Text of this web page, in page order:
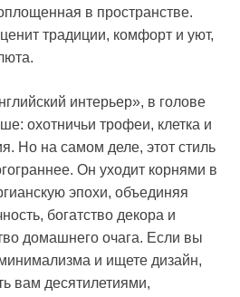
в пространстве.
традиции, комфорт и уют,
интерьер», в голове
охотничьи трофеи, клетка и
Но на самом деле, этот стиль
Он уходит корнями в
эпохи, объединяя
богатство декора и
домашнего очага. Если вы
и ищете дизайн,
вам десятилетиями,